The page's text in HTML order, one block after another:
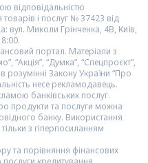
відповідальністю
і послуг № 37423 від
Миколи Грінченка, 4В, Київ,
портал. Матеріали з
“Акція”, “Думка”, “Спецпроєкт”,
розумінні Закону України “Про
несе рекламодавець.
банківських послуг.
продукти та послуги можна
банку. Використання
з гіперпосиланням
та порівняння фінансових